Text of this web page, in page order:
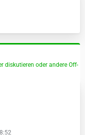
diskutieren oder andere Off-